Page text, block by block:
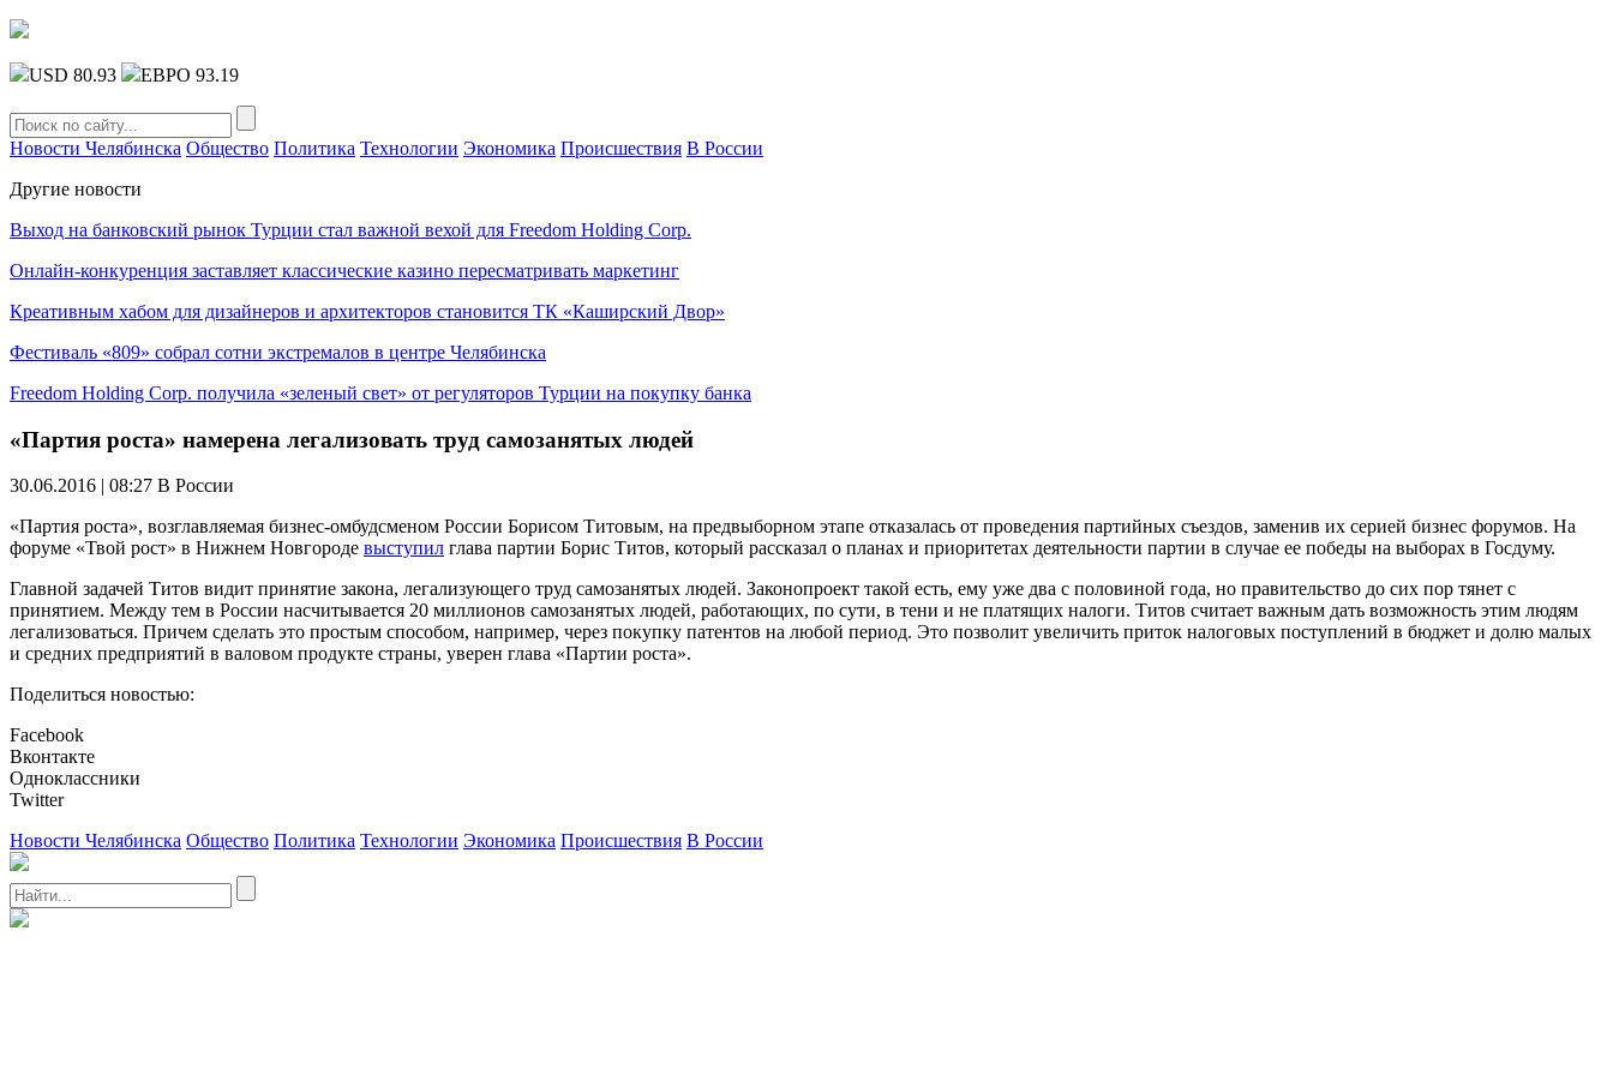
USD 80.93 ЕВРО 93.19
Новости Челябинска Общество Политика Технологии Экономика Происшествия В России
Другие новости
Выход на банковский рынок Турции стал важной вехой для Freedom Holding Corp.
Онлайн-конкуренция заставляет классические казино пересматривать маркетинг
Креативным хабом для дизайнеров и архитекторов становится ТК «Каширский Двор»
Фестиваль «809» собрал сотни экстремалов в центре Челябинска
Freedom Holding Corp. получила «зеленый свет» от регуляторов Турции на покупку банка
«Партия роста» намерена легализовать труд самозанятых людей
30.06.2016 | 08:27 В России
«Партия роста», возглавляемая бизнес-омбудсменом России Борисом Титовым, на предвыборном этапе отказалась от проведения партийных съездов, заменив их серией бизнес форумов. На
форуме «Твой рост» в Нижнем Новгороде выступил глава партии Борис Титов, который рассказал о планах и приоритетах деятельности партии в случае ее победы на выборах в Госдуму.
Главной задачей Титов видит принятие закона, легализующего труд самозанятых людей. Законопроект такой есть, ему уже два с половиной года, но правительство до сих пор тянет с
принятием. Между тем в России насчитывается 20 миллионов самозанятых людей, работающих, по сути, в тени и не платящих налоги. Титов считает важным дать возможность этим людям
легализоваться. Причем сделать это простым способом, например, через покупку патентов на любой период. Это позволит увеличить приток налоговых поступлений в бюджет и долю малых
и средних предприятий в валовом продукте страны, уверен глава «Партии роста».
Поделиться новостью:
Facebook
Вконтакте
Одноклассники
Twitter
Новости Челябинска Общество Политика Технологии Экономика Происшествия В России